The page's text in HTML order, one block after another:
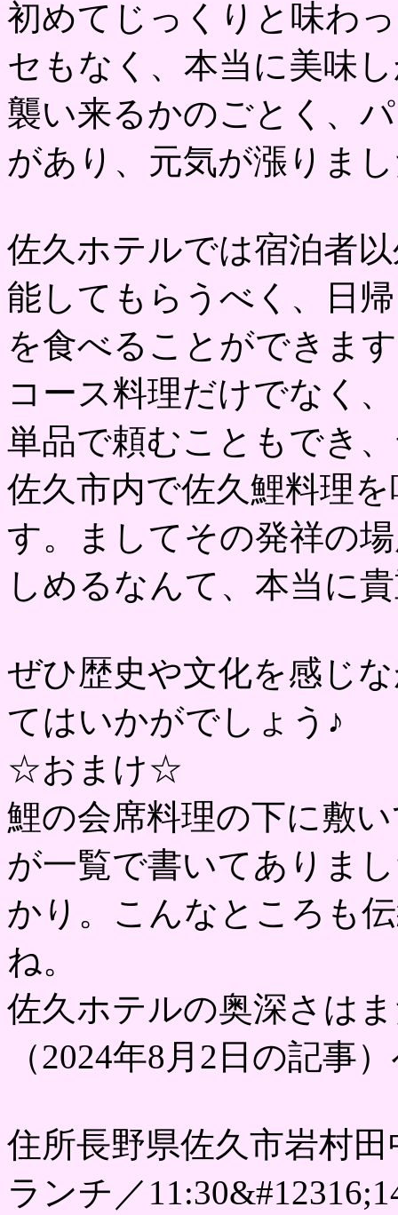
初めてじっくりと味わ
セもなく、本当に美味
襲い来るかのごとく、
があり、元気が漲りま
佐久ホテルでは宿泊者
能してもらうべく、日
を食べることができま
コース料理だけでなく
単品で頼むこともでき
佐久市内で佐久鯉料理
す。ましてその発祥の
しめるなんて、本当に
ぜひ歴史や文化を感じ
てはいかがでしょう♪
☆おまけ☆
鯉の会席料理の下に敷
が一覧で書いてありま
かり。こんなところも
ね。
佐久ホテルの奥深さは
（2024年8月2日の記事
住所長野県佐久市岩村
ランチ／